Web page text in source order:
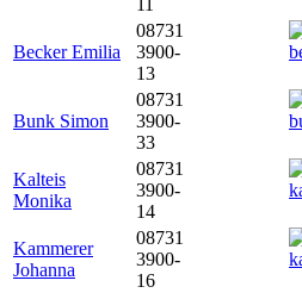
Becker Emilia
08731
3900-
13
Bunk Simon
08731
3900-
33
Kalteis
Monika
08731
3900-
14
Kammerer
Johanna
08731
3900-
16